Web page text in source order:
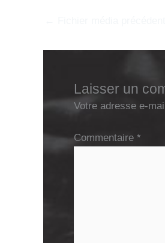
Laisser un
Votre adresse e-
Commentaire *